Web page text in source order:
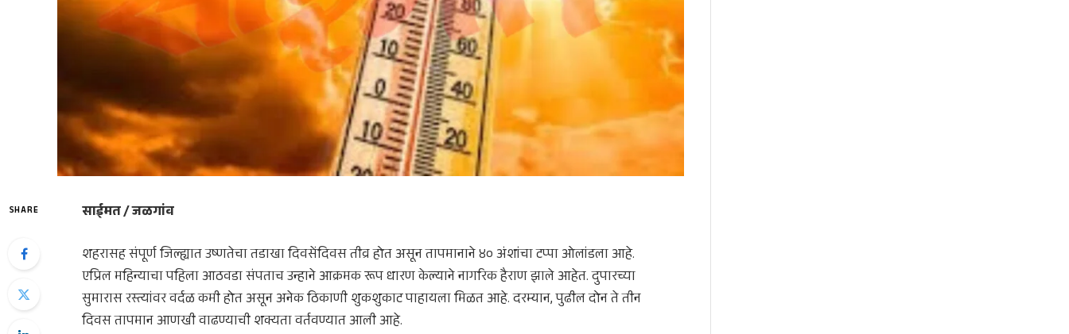
SHARE
साईमत / जळगांव
शहरासह संपूर्ण जिल्ह्यात उष्णतेचा तडाखा दिवसेंदिवस तीव्र होत असून तापमानाने ४० अंशांचा टप्पा ओलांडला आहे.
एप्रिल महिन्याचा पहिला आठवडा संपताच उन्हाने आक्रमक रूप धारण केल्याने नागरिक हैराण झाले आहेत. दुपारच्या
सुमारास रस्त्यांवर वर्दळ कमी होत असून अनेक ठिकाणी शुकशुकाट पाहायला मिळत आहे. दरम्यान, पुढील दोन ते तीन
दिवस तापमान आणखी वाढण्याची शक्यता वर्तवण्यात आली आहे.